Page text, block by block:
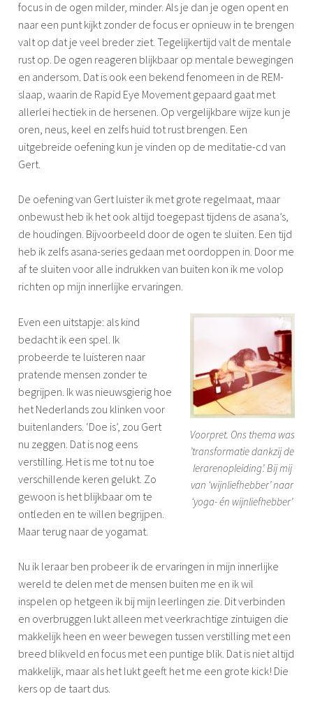
focus in de ogen milder, minder. Als je dan je ogen opent en
naar een punt kijkt zonder de focus er opnieuw in te brengen
valt op dat je veel breder ziet. Tegelijkertijd valt de mentale
rust op. De ogen reageren blijkbaar op mentale bewegingen
en andersom. Dat is ook een bekend fenomeen in de REM-
slaap, waarin de Rapid Eye Movement gepaard gaat met
allerlei hectiek in de hersenen. Op vergelijkbare wijze kun je
oren, neus, keel en zelfs huid tot rust brengen. Een
uitgebreide oefening kun je vinden op de meditatie-cd van
Gert.
De oefening van Gert luister ik met grote regelmaat, maar
onbewust heb ik het ook altijd toegepast tijdens de asana’s,
de houdingen. Bijvoorbeeld door de ogen te sluiten. Een tijd
heb ik zelfs asana-series gedaan met oordoppen in. Door me
af te sluiten voor alle indrukken van buiten kon ik me volop
richten op mijn innerlijke ervaringen.
Voorpret. Ons thema was
’transformatie dankzij de
lerarenopleiding’. Bij mij
van ‘wijnliefhebber’ naar
‘yoga- én wijnliefhebber’
Even een uitstapje: als kind
bedacht ik een spel. Ik
probeerde te luisteren naar
pratende mensen zonder te
begrijpen. Ik was nieuwsgierig hoe
het Nederlands zou klinken voor
buitenlanders. ‘Doe is’, zou Gert
nu zeggen. Dat is nog eens
verstilling. Het is me tot nu toe
verschillende keren gelukt. Zo
gewoon is het blijkbaar om te
ontleden en te willen begrijpen.
Maar terug naar de yogamat.
Nu ik leraar ben probeer ik de ervaringen in mijn innerlijke
wereld te delen met de mensen buiten me en ik wil
inspelen op hetgeen ik bij mijn leerlingen zie. Dit verbinden
en overbruggen lukt alleen met veerkrachtige zintuigen die
makkelijk heen en weer bewegen tussen verstilling met een
breed blikveld en focus met een puntige blik. Dat is niet altijd
makkelijk, maar als het lukt geeft het me een grote kick! Die
kers op de taart dus.